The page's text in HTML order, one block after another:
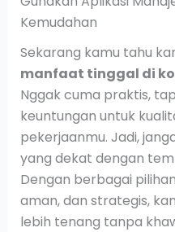
Kemudahan
Sekarang kamu tahu
manfaat tinggal di
Nggak cuma praktis,
keuntungan untuk
pekerjaanmu. Jadi,
yang dekat dengan
Dengan berbagai
aman, dan strategis,
lebih tenang tanpa